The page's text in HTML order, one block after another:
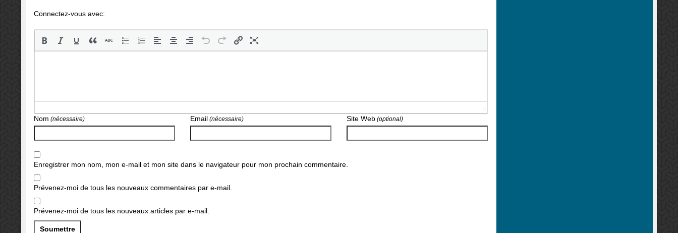
Connectez-vous avec:
Nom (nécessaire) Email (nécessaire) Site Web(optional)
Enregistrer mon nom, mon e-mail et mon site dans le navigateur pour mon prochain commentaire.
Prévenez-moi de tous les nouveaux commentaires par e-mail.
Prévenez-moi de tous les nouveaux articles par e-mail.